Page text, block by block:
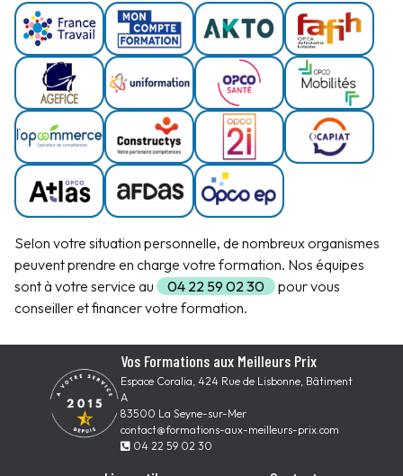
Selon votre situation personnelle, de nombreux organismes
peuvent prendre en charge votre formation. Nos équipes
sont à votre service au
04 22 59 02 30
pour vous
conseiller et financer votre formation.
Vos Formations aux Meilleurs Prix
Espace Coralia, 424 Rue de Lisbonne, Bâtiment
A
83500 La Seyne-sur-Mer
contact@formations-aux-meilleurs-prix.com
04 22 59 02 30